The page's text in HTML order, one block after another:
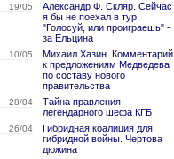
19/05
Александр Ф. Скляр. Сейчас
я бы не поехал в тур
"Голосуй, или проиграешь" -
за Ельцина
10/05
Михаил Хазин. Комментарий
к предложениям Медведева
по составу нового
правительства
28/04
Тайна правления
легендарного шефа КГБ
26/04
Гибридная коалиция для
гибридной войны. Чертова
дюжина